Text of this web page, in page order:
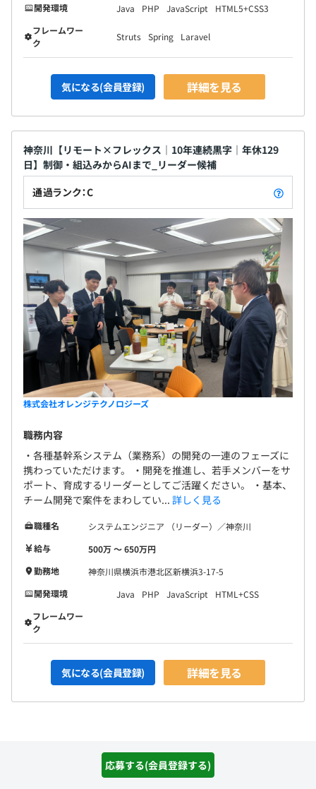
応募する(会員登録する)
開発環境
Java PHP JavaScript
HTML5+CSS3
フレームワー
ク
Struts Spring Laravel
気になる(会員登録) 詳細を見る
神奈川【リモート×フレックス｜10年連続黒字｜年休129
日】制御・組込みからAIまで_リーダー候補
通過ランク：C
株式会社オレンジテクノロジーズ
職務内容
・各種基幹系システム（業務系）の開発の一連のフェーズに
携わっていただけます。 ・開発を推進し、若手メンバーをサ
ポート、育成するリーダーとしてご活躍ください。 ・基本、
チーム開発で案件をまわしてい... 詳しく見る
職種名
システムエンジニア （リーダー）／神奈川
給与
500万 〜 650万円
勤務地
神奈川県横浜市港北区新横浜3-17-5
開発環境
Java PHP JavaScript
HTML+CSS
フレームワー
ク
気になる(会員登録) 詳細を見る
求人特集：人気のテーマ別に求人をご紹介